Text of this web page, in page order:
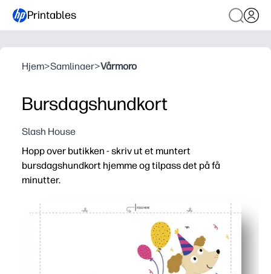
Printables
Hjem>Samlinaer>Vårmoro
Bursdagshundkort
Slash House
Hopp over butikken - skriv ut et muntert
bursdagshundkort hjemme og tilpass det på få
minutter.
Enkelt oppsett - last ned, skriv ut på papir eller
Gledelig design - den lekne valpen fanger
Enkel å tilpasse - legg til en håndskrevet lapp,
Alltid tilgjengelig - perfekt for bursdager i siste